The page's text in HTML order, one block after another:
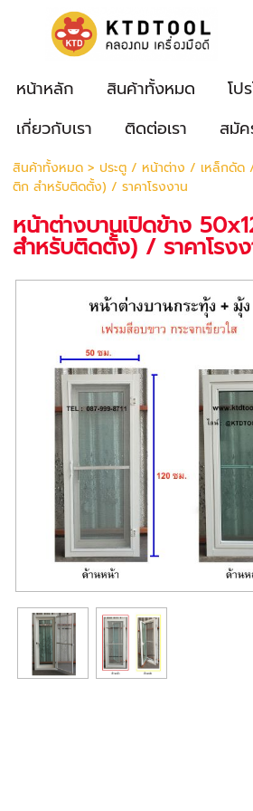
หน้าหลัก สินค้าทั้งหมด โป
เกี่ยวกับเรา
ติดต่อเรา สมั
สินค้าทั้งหมด> ประตู / หน้าต่าง / เหล็กดัด
ติก สำหรับติดตั้ง) / ราคาโรงงาน
หน้าต่างบานเปิดข้าง
สำหรับติดตั้ง) / ราคาโรง